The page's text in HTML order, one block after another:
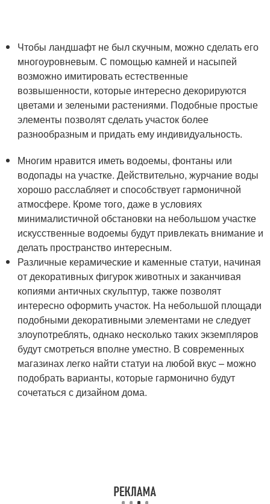
Чтобы ландшафт не был скучным, можно сделать его
многоуровневым. С помощью камней и насыпей
возможно имитировать естественные
возвышенности, которые интересно декорируются
цветами и зелеными растениями. Подобные простые
элементы позволят сделать участок более
разнообразным и придать ему индивидуальность.
Многим нравится иметь водоемы, фонтаны или
водопады на участке. Действительно, журчание воды
хорошо расслабляет и способствует гармоничной
атмосфере. Кроме того, даже в условиях
минималистичной обстановки на небольшом участке
искусственные водоемы будут привлекать внимание и
делать пространство интересным.
Различные керамические и каменные статуи, начиная
от декоративных фигурок животных и заканчивая
копиями античных скульптур, также позволят
интересно оформить участок. На небольшой площади
подобными декоративными элементами не следует
злоупотреблять, однако несколько таких экземпляров
будут смотреться вполне уместно. В современных
магазинах легко найти статуи на любой вкус – можно
подобрать варианты, которые гармонично будут
сочетаться с дизайном дома.